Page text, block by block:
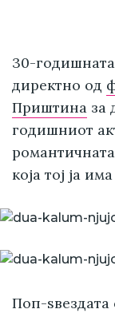
30-годишната
директно од
Приштина за
годишниот
која тој ја
Поп-ѕвездата